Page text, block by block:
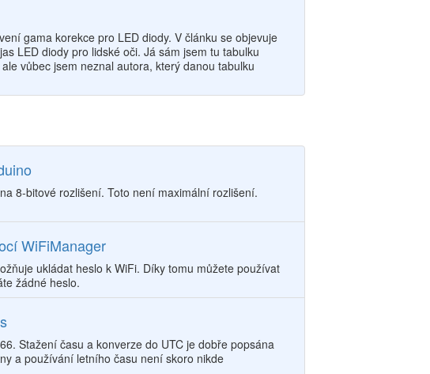
gama korekce pro LED diody. V článku se objevuje
LED diody pro lidské oči. Já sám jsem tu tabulku
vůbec jsem neznal autora, který danou tabulku
8-bitové rozlišení. Toto není maximální rozlišení.
WiFiManager
ukládat heslo k WiFi. Díky tomu můžete používat
žádné heslo.
Stažení času a konverze do UTC je dobře popsána
a používání letního času není skoro nikde